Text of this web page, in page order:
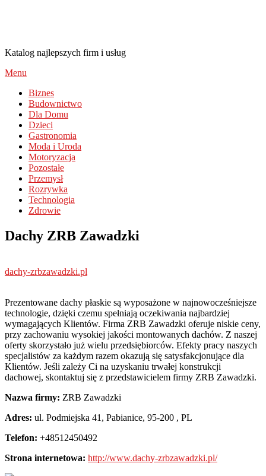
Katalog najlepszych firm i usług
Menu
Biznes
Budownictwo
Dla Domu
Dzieci
Gastronomia
Moda i Uroda
Motoryzacja
Pozostałe
Przemysł
Rozrywka
Technologia
Zdrowie
Dachy ZRB Zawadzki
dachy-zrbzawadzki.pl
Prezentowane dachy płaskie są wyposażone w najnowocześniejsze
technologie, dzięki czemu spełniają oczekiwania najbardziej
wymagających Klientów. Firma ZRB Zawadzki oferuje niskie ceny,
przy zachowaniu wysokiej jakości montowanych dachów. Z naszej
oferty skorzystało już wielu przedsiębiorców. Efekty pracy naszych
specjalistów za każdym razem okazują się satysfakcjonujące dla
Klientów. Jeśli zależy Ci na uzyskaniu trwałej konstrukcji
dachowej, skontaktuj się z przedstawicielem firmy ZRB Zawadzki.
Nazwa firmy: ZRB Zawadzki
Adres: ul. Podmiejska 41 , Pabianice, 95-200 , PL
Telefon: +48512450492
Strona internetowa: http://www.dachy-zrbzawadzki.pl/